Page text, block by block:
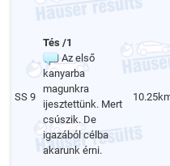
SS 9
Tés /1
Az első
kanyarba
magunkra
ijesztettünk. Mert
csúszik. De
igazából célba
akarunk érni.